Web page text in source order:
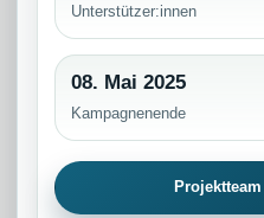
Unterstützer:innen
08. Mai 2025
Kampagnenende